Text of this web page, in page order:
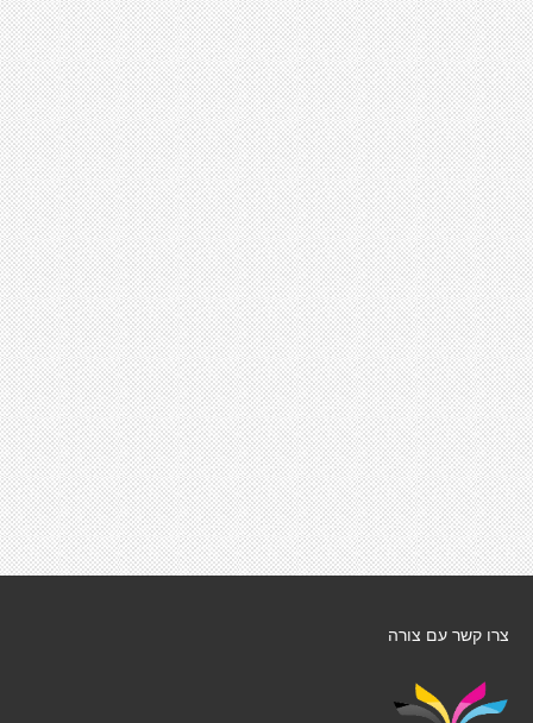
צרו קשר עם צורה